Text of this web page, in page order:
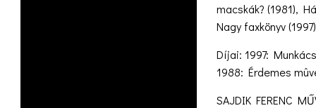
macskák? (1981),
Nagy faxkönyv
Díjai: 1997:
1988: Érdemes
SAJDIK FERENC